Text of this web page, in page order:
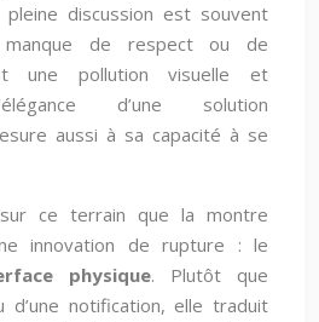
discussion est souvent
de respect ou de
une pollution visuelle et
d’une solution
aussi à sa capacité à se
sur ce terrain que la montre
innovation de rupture : le
physique. Plutôt que
d’une notification, elle traduit